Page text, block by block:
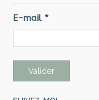
E-mail *